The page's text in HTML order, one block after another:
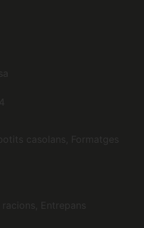
casolans, Formatges
Entrepans